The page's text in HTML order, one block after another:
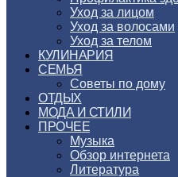
Уход за лицом
Уход за волосами
Уход за телом
КУЛИНАРИЯ
СЕМЬЯ
Советы по дому
ОТДЫХ
МОДА И СТИЛИ
ПРОЧЕЕ
Музыка
Обзор интернета
Литература